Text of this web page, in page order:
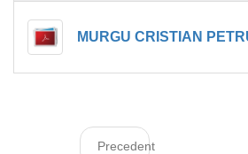
MURGU CRISTIAN
Precedent